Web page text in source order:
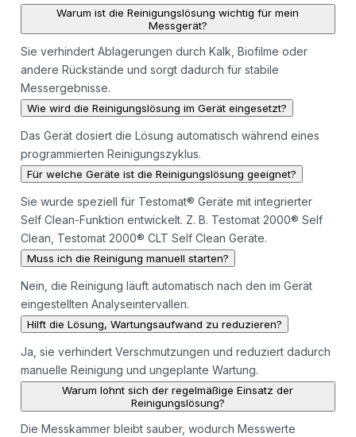
Warum ist die Reinigungslösung wichtig für mein
Messgerät?
Sie verhindert Ablagerungen durch Kalk, Biofilme oder
andere Rückstände und sorgt dadurch für stabile
Messergebnisse.
Wie wird die Reinigungslösung im Gerät eingesetzt?
Das Gerät dosiert die Lösung automatisch während eines
programmierten Reinigungszyklus.
Für welche Geräte ist die Reinigungslösung geeignet?
Sie wurde speziell für Testomat® Geräte mit integrierter
Self Clean-Funktion entwickelt. Z. B. Testomat 2000® Self
Clean, Testomat 2000® CLT Self Clean Geräte.
Muss ich die Reinigung manuell starten?
Nein, die Reinigung läuft automatisch nach den im Gerät
eingestellten Analyseintervallen.
Hilft die Lösung, Wartungsaufwand zu reduzieren?
Ja, sie verhindert Verschmutzungen und reduziert dadurch
manuelle Reinigung und ungeplante Wartung.
Warum lohnt sich der regelmäßige Einsatz der
Reinigungslösung?
Die Messkammer bleibt sauber, wodurch Messwerte